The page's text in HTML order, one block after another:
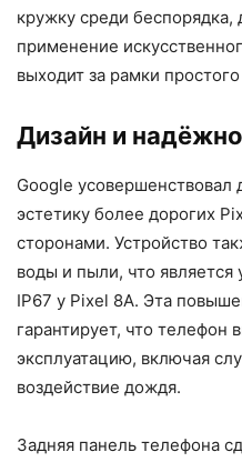
кружку среди беспорядка,
применение
выходит за рамки
Дизайн и
Google усовершенствовал
эстетику более дорогих
сторонами. Устройство
воды и пыли, что
IP67 у Pixel 8A. Эта
гарантирует, что
эксплуатацию, включая
воздействие дождя.
Задняя панель телефона